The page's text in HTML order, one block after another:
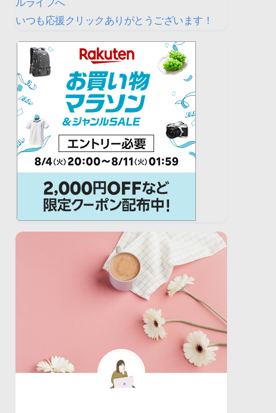
いつも応援クリックありがとうございます！